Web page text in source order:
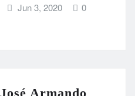
Jun 3, 2020 0
José Armando